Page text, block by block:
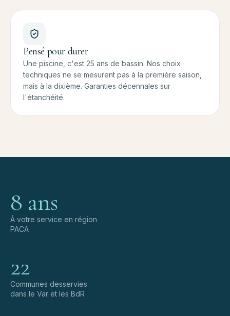
Pensé pour durer
Une piscine, c'est 25 ans de bassin. Nos choix
techniques ne se mesurent pas à la première saison,
mais à la dixième. Garanties décennales sur
l'étanchéité.
8 ans
À votre service en région
PACA
22
Communes desservies
dans le Var et les BdR